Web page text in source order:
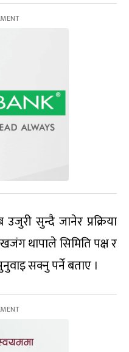
सुन्दै जानेर प्रक्रिया
थापाले सिमिति पक्ष र
सक्नु पर्ने बताए ।